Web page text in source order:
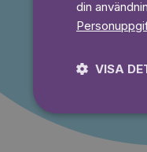
din
VISA